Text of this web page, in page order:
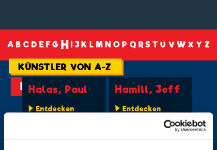
A B C D E F G H J K L M N O P Q R S T U V W X Y Z
KÜNSTLER VON A-Z
Halas, Paul
Entdecken
Hamill, Jeff
Entdecken